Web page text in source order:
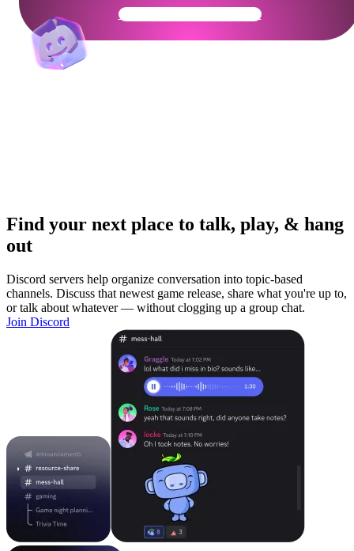
Get Your Community Ready
Find your next place to talk, play, & hang
out
Discord servers help organize conversation into topic-based
channels. Discuss that newest game release, share what you're up to,
or talk about whatever — without clogging up a group chat.
Join Discord